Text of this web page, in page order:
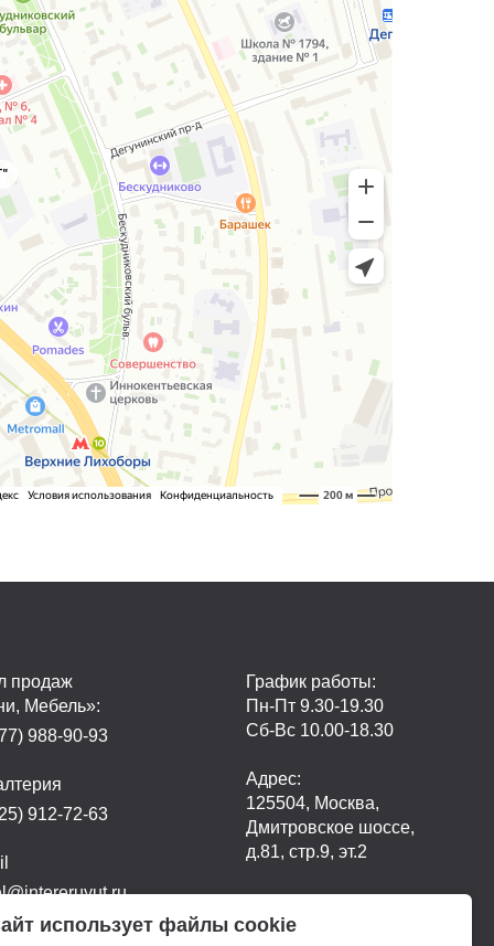
использует файлы cookie
продаж
Мебель»:
988-90-93
912-72-63
График работы:
Пн-Пт 9.30-19.30
Сб-Вс 10.00-18.30
Адрес:
125504, Москва,
Дмитровское шоссе,
д.81, стр.9, эт.2